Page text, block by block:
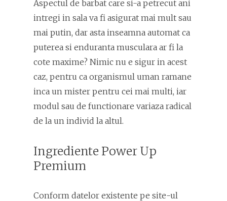
Aspectul de barbat care si-a petrecut ani
intregi in sala va fi asigurat mai mult sau
mai putin, dar asta inseamna automat ca
puterea si enduranta musculara ar fi la
cote maxime? Nimic nu e sigur in acest
caz, pentru ca organismul uman ramane
inca un mister pentru cei mai multi, iar
modul sau de functionare variaza radical
de la un individ la altul.
Ingrediente Power Up
Premium
Conform datelor existente pe site-ul